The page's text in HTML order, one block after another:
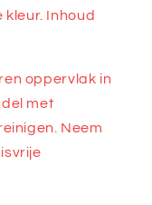
Inhoud
oppervlak in
met
Neem